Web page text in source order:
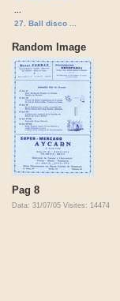
27. Ball disco ...
Random Image
Pag 8
Data: 31/07/05 Visites: 14474